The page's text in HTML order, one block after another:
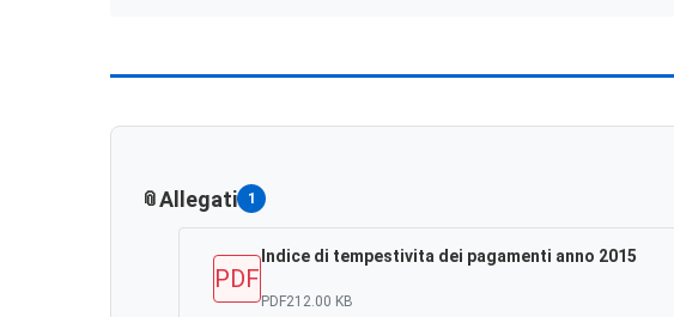
Allegati 1
PDF
Indice di tempestivita dei pagamenti anno 2015
PDF212.00 KB